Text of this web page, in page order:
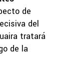
de
del
tratará
de la